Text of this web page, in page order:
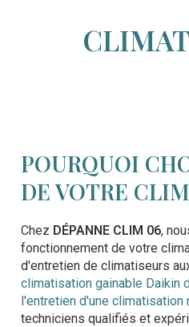
POURQUOI
DE VOTRE
Chez DÉPANNE CLIM 06,
fonctionnement de votre
d'entretien de climatiseurs
climatisation gainable Daikin
l'entretien d'une
techniciens qualifiés et